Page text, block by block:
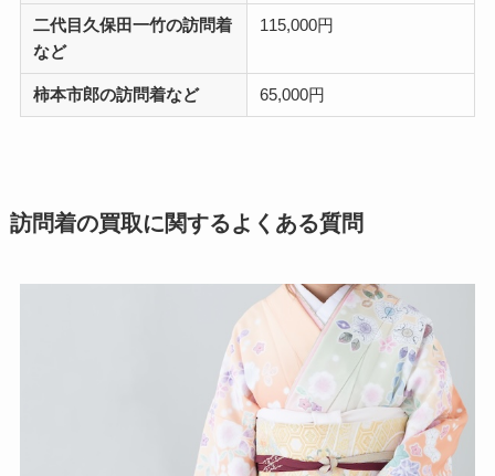
二代目久保田一竹の訪問着
など
115,000円
柿本市郎の訪問着など 65,000円
訪問着の買取に関するよくある質問